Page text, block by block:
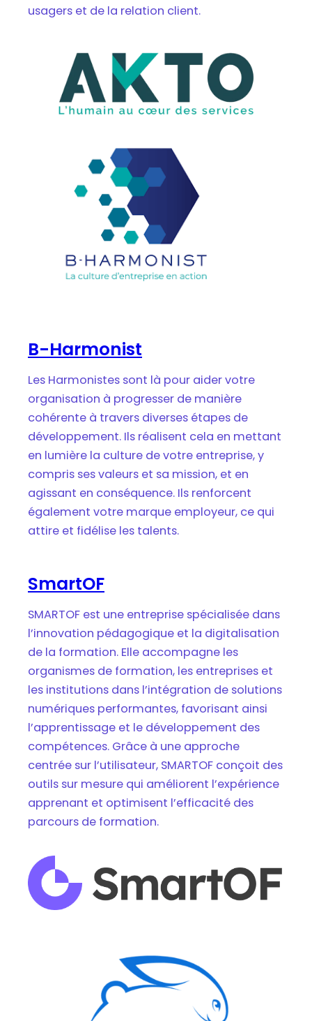
usagers et de la relation client.
B-Harmonist
Les Harmonistes sont là pour aider votre
organisation à progresser de manière
cohérente à travers diverses étapes de
développement. Ils réalisent cela en mettant
en lumière la culture de votre entreprise, y
compris ses valeurs et sa mission, et en
agissant en conséquence. Ils renforcent
également votre marque employeur, ce qui
attire et fidélise les talents.
SmartOF
SMARTOF est une entreprise spécialisée dans
l’innovation pédagogique et la digitalisation
de la formation. Elle accompagne les
organismes de formation, les entreprises et
les institutions dans l’intégration de solutions
numériques performantes, favorisant ainsi
l’apprentissage et le développement des
compétences. Grâce à une approche
centrée sur l’utilisateur, SMARTOF conçoit des
outils sur mesure qui améliorent l’expérience
apprenant et optimisent l’efficacité des
parcours de formation.